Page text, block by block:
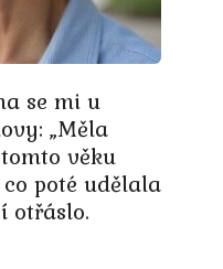
se mi u
„Měla
věku
poté udělala
otřáslo.